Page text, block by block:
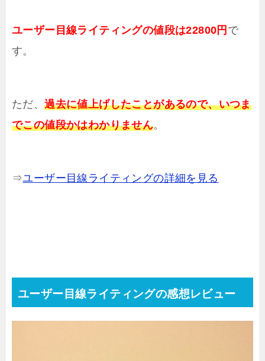
ユーザー目線ライティングの値段は22800円 で
す。
ただ、過去に値上げしたことがあるので、いつま
でこの値段かはわかりません。
⇒ユーザー目線ライティングの詳細を見る
ユーザー目線ライティングの感想レビュー